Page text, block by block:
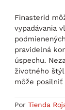
Finasterid
vypadávania
pravidelná
úspechu.
životného
môže posilniť
Por Tienda